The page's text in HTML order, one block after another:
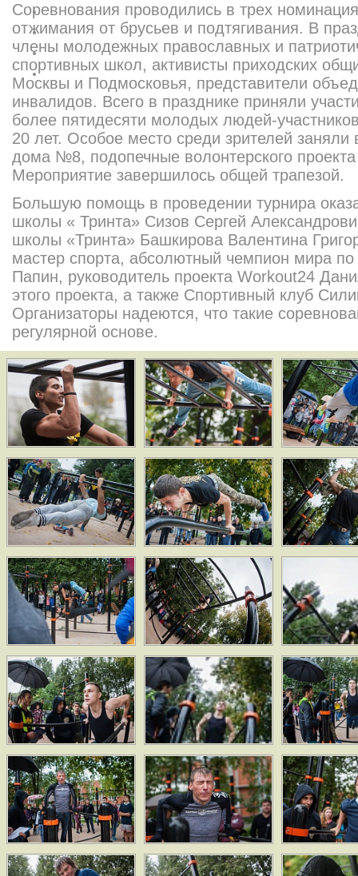
Соревнования проводились в трех
отжимания от брусьев и подтягивания. В
члены молодежных православных и
спортивных школ, активисты приходских
Москвы и Подмосковья, представители
инвалидов. Всего в празднике приняли
более пятидесяти молодых людей-
20 лет. Особое место среди зрителей заняли
дома №8, подопечные волонтерского
Мероприятие завершилось общей трапезой.
Большую помощь в проведении турнира
школы « Тринта» Сизов Сергей
школы «Тринта» Башкирова Валентина
мастер спорта, абсолютный чемпион мира по
Папин, руководитель проекта Workout24
этого проекта, а также Спортивный клуб
Организаторы надеются, что такие
регулярной основе.